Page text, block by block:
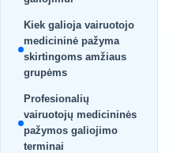
Kiek galioja vairuotojo
medicininė pažyma
skirtingoms amžiaus
grupėms
Profesionalių
vairuotojų medicininės
pažymos galiojimo
terminai